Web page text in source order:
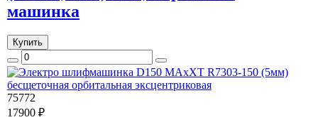
машинка
Купить
75772
17900 ₽